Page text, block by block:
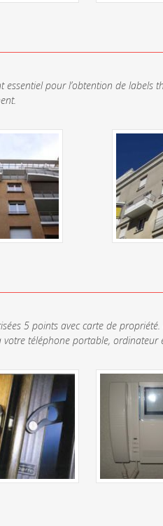
pour l’obtention de labels
5 points avec carte de
votre téléphone portable, ordinateur